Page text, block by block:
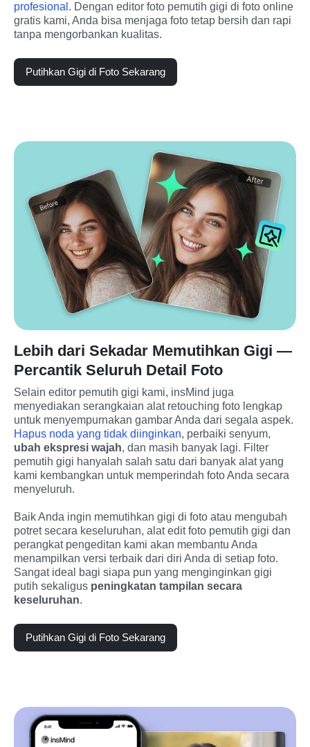
profesional . Dengan editor foto pemutih gigi di foto online
gratis kami, Anda bisa menjaga foto tetap bersih dan rapi
tanpa mengorbankan kualitas.
Putihkan Gigi di Foto Sekarang
Lebih dari Sekadar Memutihkan Gigi —
Percantik Seluruh Detail Foto
Selain editor pemutih gigi kami, insMind juga
menyediakan serangkaian alat retouching foto lengkap
Hapus noda yang tidak diinginkan
ubah ekspresi wajah, dan masih banyak lagi. Filter
pemutih gigi hanyalah salah satu dari banyak alat yang
kami kembangkan untuk memperindah foto Anda secara
menyeluruh.
Baik Anda ingin memutihkan gigi di foto atau mengubah
potret secara keseluruhan, alat edit foto pemutih gigi dan
perangkat pengeditan kami akan membantu Anda
menampilkan versi terbaik dari diri Anda di setiap foto.
Sangat ideal bagi siapa pun yang menginginkan gigi
putih sekaligus peningkatan tampilan secara
keseluruhan.
Putihkan Gigi di Foto Sekarang